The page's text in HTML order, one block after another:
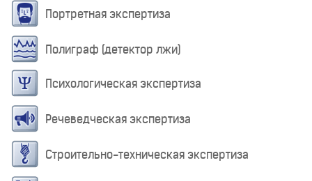
Портретная экспертиза
Полиграф (детектор лжи)
Психологическая экспертиза
Речеведческая экспертиза
Строительно-техническая экспертиза